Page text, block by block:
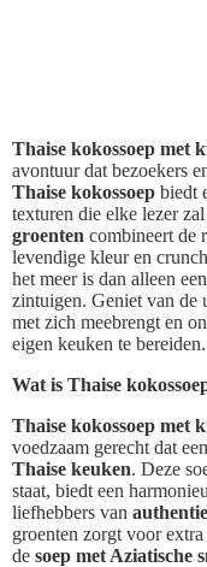
Thaise kokossoep met
avontuur dat bezoekers
Thaise kokossoep biedt
texturen die elke lezer
groenten combineert de
levendige kleur en
het meer is dan alleen
zintuigen. Geniet van de
met zich meebrengt en
eigen keuken te bereiden.
Wat is Thaise
Thaise kokossoep met
voedzaam gerecht dat
Thaise keuken. Deze
staat, biedt een
liefhebbers van
groenten zorgt voor
de soep met Aziatische